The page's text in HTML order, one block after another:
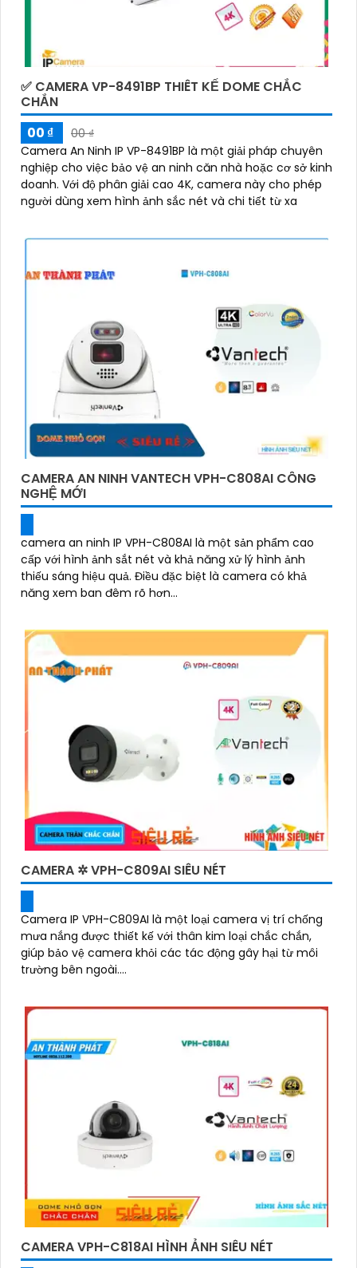
✅ CAMERA VP-8491BP THIÊT KẾ DOME CHẮC
CHẮN
00 ₫
00 ₫
Camera An Ninh IP VP-8491BP là một giải pháp chuyên
nghiệp cho việc bảo vệ an ninh căn nhà hoặc cơ sở kinh
doanh. Với độ phân giải cao 4K, camera này cho phép
người dùng xem hình ảnh sắc nét và chi tiết từ xa
CAMERA AN NINH VANTECH VPH-C808AI CÔNG
NGHỆ MỚI
camera an ninh IP VPH-C808AI là một sản phẩm cao
cấp với hình ảnh sắt nét và khả năng xử lý hình ảnh
thiếu sáng hiệu quả. Điều đặc biệt là camera có khả
năng xem ban đêm rõ hơn...
CAMERA ✲ VPH-C809AI SIÊU NÉT
Camera IP VPH-C809AI là một loại camera vị trí chống
mưa nắng được thiết kế với thân kim loại chắc chắn,
giúp bảo vệ camera khỏi các tác động gây hại từ môi
trường bên ngoài....
CAMERA VPH-C818AI HÌNH ẢNH SIÊU NÉT